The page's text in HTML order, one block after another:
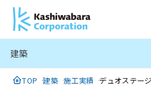
メ
イ
コ
ン
建築
TOP 建築 施工実績 デュオステー